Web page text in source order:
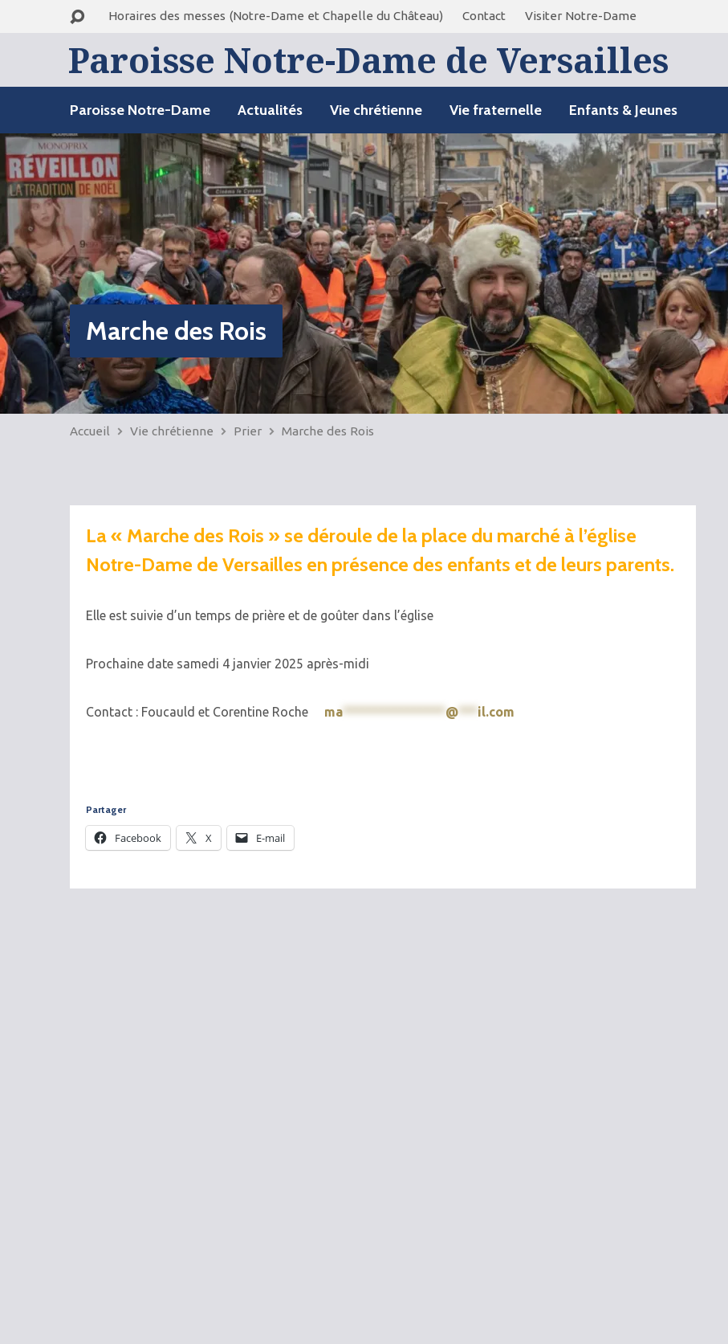
Horaires des messes (Notre-Dame et Chapelle du Château) Contact Visiter Notre-Dame
Paroisse Notre-Dame de Versailles
Paroisse Notre-Dame Actualités Vie chrétienne Vie fraternelle Enfants & Jeunes
Marche des Rois
Accueil Vie chrétienne Prier Marche des Rois
La « Marche des Rois » se déroule de la place du marché à l’église
Notre-Dame de Versailles en présence des enfants et de leurs parents.
Elle est suivie d’un temps de prière et de goûter dans l’église
Prochaine date samedi 4 janvier 2025 après-midi
Contact : Foucauld et Corentine Roche ma **************** @ *** il.com
Partager
Facebook X E-mail